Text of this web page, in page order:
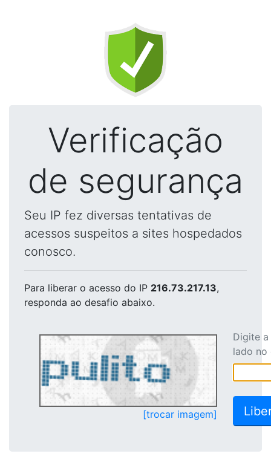
Verificação
de segurança
Seu IP fez diversas tentativas de
acessos suspeitos a sites hospedados
conosco.
Para liberar o acesso do IP 216.73.217.13,
responda ao desafio abaixo.
[trocar imagem]
Digite
lado no